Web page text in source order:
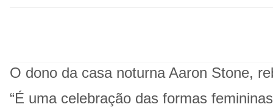
O dono da casa noturna Aaron Stone,
“É uma celebração das formas